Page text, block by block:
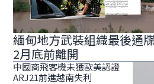
緬甸地方武裝組織最後通
2月底前離開
中國商飛客機未獲歐美認證
ARJ21前進越南失利